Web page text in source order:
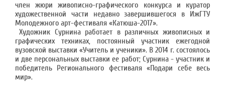
член жюри живописно-графического конкурса и куратор
художественной части недавно завершившегося в ИжГТУ
Молодежного арт-фестиваля «Катюша-2017».
Художник Сурнина работает в различных живописных и
графических техниках, постоянный участник ежегодной
вузовской выставки «Учитель и ученики». В 2014 г. состоялось
и две персональных выставки ее работ; Сурнина - участник и
победитель Регионального фестиваля «Подари себе весь
мир».